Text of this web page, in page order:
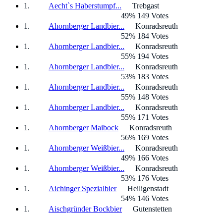
Aecht`s Haberstumpf...
Trebgast
49% 149 Votes
Ahornberger Landbier...
Konradsreuth
52% 184 Votes
Ahornberger Landbier...
Konradsreuth
55% 194 Votes
Ahornberger Landbier...
Konradsreuth
53% 183 Votes
Ahornberger Landbier...
Konradsreuth
55% 148 Votes
Ahornberger Landbier...
Konradsreuth
55% 171 Votes
Ahornberger Maibock
Konradsreuth
56% 169 Votes
Ahornberger Weißbier...
Konradsreuth
49% 166 Votes
Ahornberger Weißbier...
Konradsreuth
53% 176 Votes
Aichinger Spezialbier
Heiligenstadt
54% 146 Votes
Aischgründer Bockbier
Gutenstetten